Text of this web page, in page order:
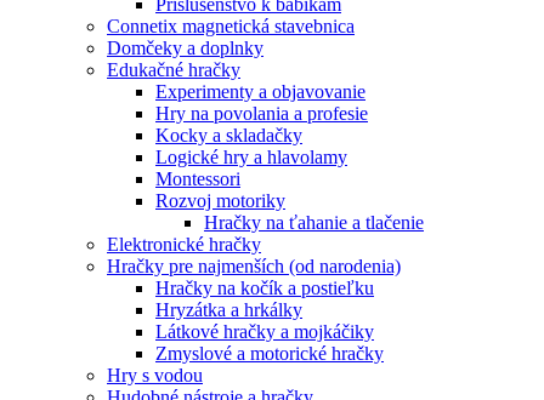
Príslušenstvo k bábikám
Connetix magnetická stavebnica
Domčeky a doplnky
Edukačné hračky
Experimenty a objavovanie
Hry na povolania a profesie
Kocky a skladačky
Logické hry a hlavolamy
Montessori
Rozvoj motoriky
Hračky na ťahanie a tlačenie
Elektronické hračky
Hračky pre najmenších (od narodenia)
Hračky na kočík a postieľku
Hryzátka a hrkálky
Látkové hračky a mojkáčiky
Zmyslové a motorické hračky
Hry s vodou